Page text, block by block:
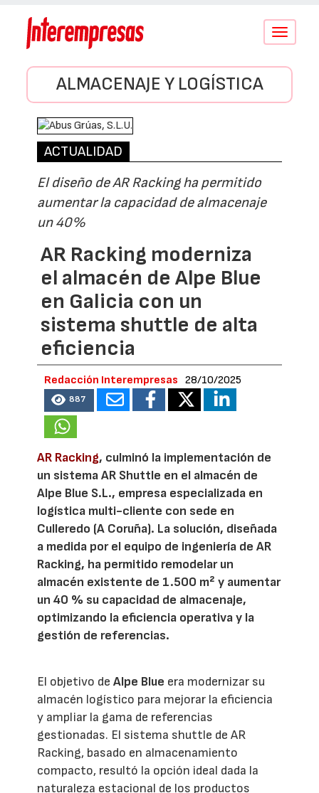
Conmutar
ALMACENAJE Y LOGÍSTICA
ACTUALIDAD
El diseño de AR Racking ha permitido
aumentar la capacidad de almacenaje
un 40%
AR Racking moderniza
el almacén de Alpe Blue
en Galicia con un
sistema shuttle de alta
eficiencia
Redacción Interempresas 28/10/2025
887
AR Racking, culminó la implementación de
un sistema AR Shuttle en el almacén de
Alpe Blue S.L., empresa especializada en
logística multi-cliente con sede en
Culleredo (A Coruña). La solución, diseñada
a medida por el equipo de ingeniería de AR
Racking, ha permitido remodelar un
almacén existente de 1.500 m² y aumentar
un 40 % su capacidad de almacenaje,
optimizando la eficiencia operativa y la
gestión de referencias.
El objetivo deAlpe Blue era modernizar su
almacén logístico para mejorar la eficiencia
y ampliar la gama de referencias
gestionadas. El sistema shuttle de AR
Racking, basado en almacenamiento
compacto, resultó la opción ideal dada la
naturaleza estacional de los productos